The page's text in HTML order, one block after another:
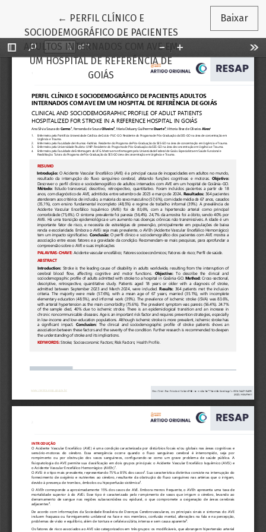
← Voltar aos Detalhes do Artigo
PERFIL CLÍNICO E
SOCIODEMOGRÁFICO DE PACIENTES
ADULTOS INTERNADOS COM AVE EM
UM HOSPITAL DE REFERÊNCIA DE
GOIÁS
Baixar